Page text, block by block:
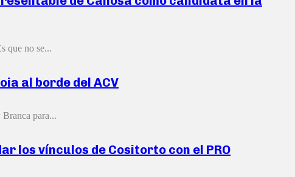
que no se...
al borde del ACV
para...
los vínculos de Cositorto con el PRO